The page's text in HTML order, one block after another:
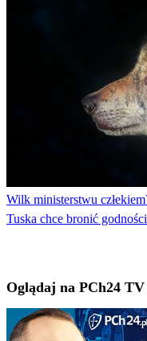
Wilk ministerstwu
Tuska chce bronić
Oglądaj na PCh24 TV